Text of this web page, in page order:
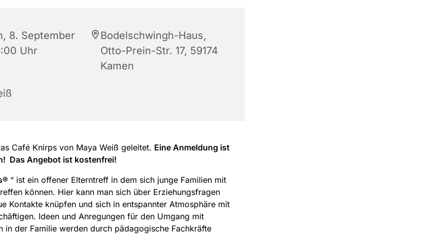
8. September
Uhr
Bodelschwingh-Haus,
Otto-Prein-Str. 17, 59174
Kamen
Café Knirps von Maya Weiß geleitet. Eine Anmeldung ist
Das Angebot ist kostenfrei!
“ ist ein offener Elterntreff in dem sich junge Familien mit
können. Hier kann man sich über Erziehungsfragen
Kontakte knüpfen und sich in entspannter Atmosphäre mit
Ideen und Anregungen für den Umgang mit
in der Familie werden durch pädagogische Fachkräfte